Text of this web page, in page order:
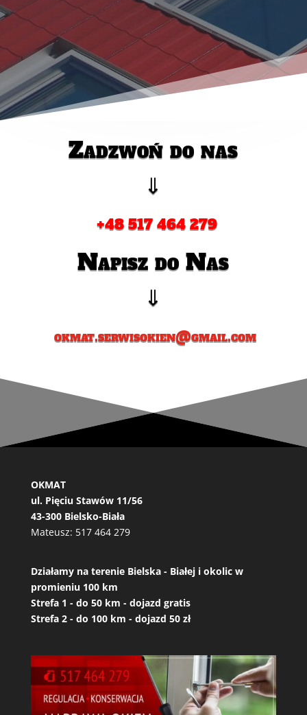
Zadzwoń do nas
⇓
+48 517 464 279
Napisz do Nas
⇓
okmat.serwisokien@gmail.com
OKMAT
ul. Pięciu Stawów 11/56
43-300 Bielsko-Biała
Mateusz: 517 464 279
Działamy na terenie Bielska - Białej i okolic w
promieniu 100 km
Strefa 1 - do 50 km - dojazd gratis
Strefa 2 - do 100 km - dojazd 50 zł